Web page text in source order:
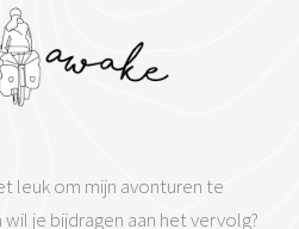
leuk om mijn avonturen te
je bijdragen aan het vervolg?